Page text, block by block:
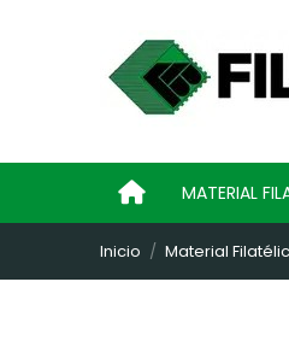
MATERIAL
Inicio Material